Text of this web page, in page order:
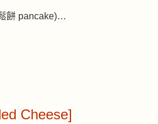
餅 pancake)…
Cheese]